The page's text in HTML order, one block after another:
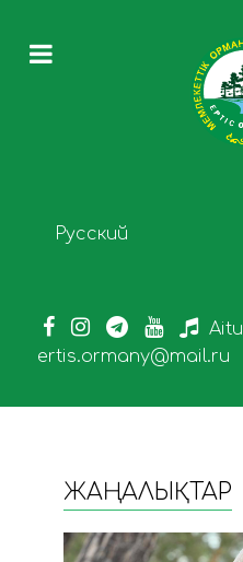
Select your language
Русский
Aitu
ertis.ormany@mail.ru
ЖАҢАЛЫҚТАР